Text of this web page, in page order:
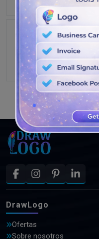
VER
DrawLogo
Ofertas
Sobre nosotros